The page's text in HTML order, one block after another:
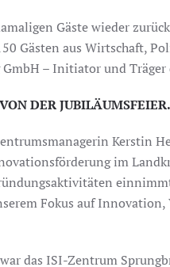
Gäste wieder
Gästen aus Wirtschaft,
– Initiator und Träger
DER
Kerstin
im
Fokus auf
das ISI-Zentrum